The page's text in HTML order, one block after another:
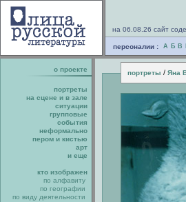
на 06.08.26 сайт
персоналии : А Б В
о проекте портреты / Яна
портреты
на сцене и в зале
ситуации
групповые
события
неформально
пером и кистью
арт
и еще
кто изображен
по алфавиту
по географии
по виду деятельности